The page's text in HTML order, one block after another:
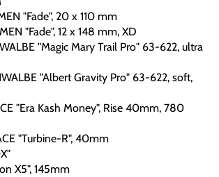
"Fade", 20 x 110 mm
"Fade", 12 x 148 mm, XD
"Magic Mary Trail Pro" 63-622, ultra
"Albert Gravity Pro" 63-622, soft,
"Era Kash Money", Rise 40mm, 780
"Turbine-R", 40mm
X5", 145mm